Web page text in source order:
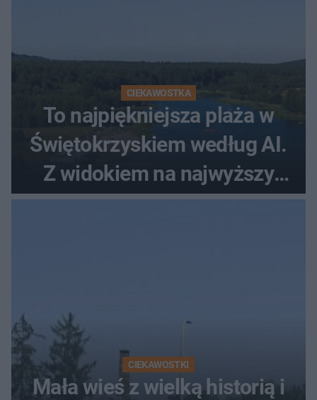
CIEKAWOSTKA
To najpiękniejsza plaża w
Świętokrzyskiem według AI.
Z widokiem na najwyższy
szczyt Gór Świętokrzyskich
CIEKAWOSTKI
Mała wieś z wielką historią i